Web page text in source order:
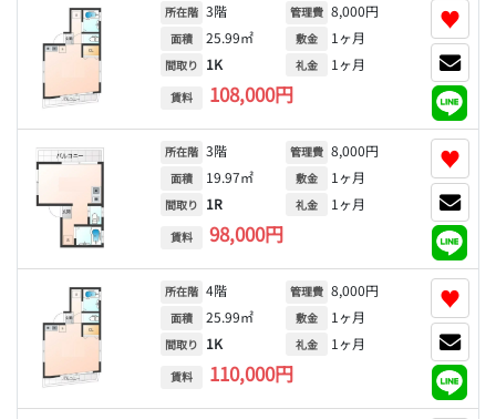
所在階 3階
面積 25.99㎡
間取り 1K
賃料 108,000円
管理費 8,000円
敷金 1ヶ月
礼金 1ヶ月
♥
所在階 3階
面積 19.97㎡
間取り 1R
賃料 98,000円
管理費 8,000円
敷金 1ヶ月
礼金 1ヶ月
♥
所在階 4階
面積 25.99㎡
間取り 1K
賃料 110,000円
管理費 8,000円
敷金 1ヶ月
礼金 1ヶ月
♥